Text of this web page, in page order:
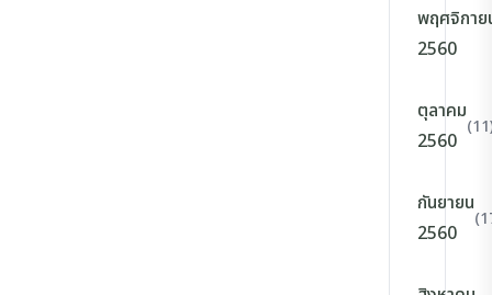
พฤศจิกาย
2560
ตุลาคม
2560
กันยายน
2560